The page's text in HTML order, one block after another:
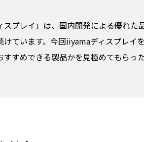
プレイ」は、国内開発による優れた
ています。今回iiyamaディスプレイ
すめできる製品かを見極めてもらっ